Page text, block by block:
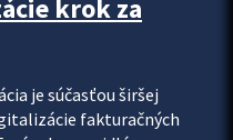
krok za
je súčasťou širšej
fakturačných